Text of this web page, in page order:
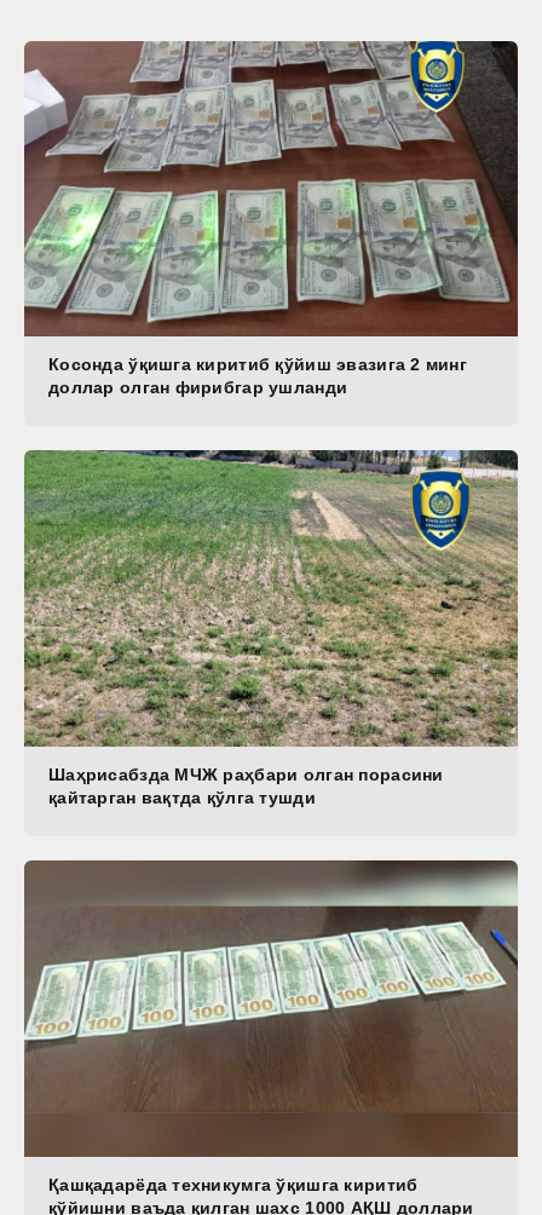
Косонда ўқишга киритиб қўйиш эвазига 2 минг
доллар олган фирибгар ушланди
Шаҳрисабзда МЧЖ раҳбари олган порасини
қайтарган вақтда қўлга тушди
Қашқадарёда техникумга ўқишга киритиб
қўйишни ваъда қилган шахс 1000 АҚШ доллари